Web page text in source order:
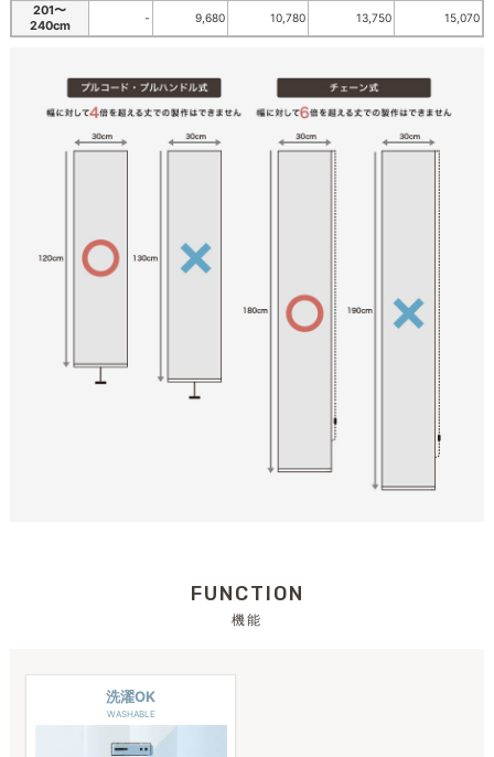
201〜
240cm
- 9,680 10,780 13,750 15,070
FUNCTION
機能
洗濯OK
WASHABLE